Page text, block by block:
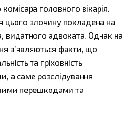
головного вікарія.
цього злочину покладена на
адвоката. Однак на
з’являються факти, що
та гріховність
а саме розслідування
перешкодами та